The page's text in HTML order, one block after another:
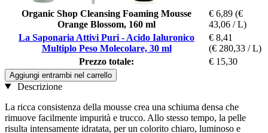
Organic Shop Cleansing Foaming Mousse
Orange Blossom, 160 ml
€ 6,89 (€
43,06 / L)
La Saponaria Attivi Puri - Acido Ialuronico
Multiplo Peso Molecolare, 30 ml
€ 8,41
(€ 280,33 / L)
Prezzo totale:
€ 15,30
Aggiungi entrambi nel carrello
Descrizione
La ricca consistenza della mousse crea una schiuma densa che
rimuove facilmente impurità e trucco. Allo stesso tempo, la pelle
risulta intensamente idratata, per un colorito chiaro, luminoso e